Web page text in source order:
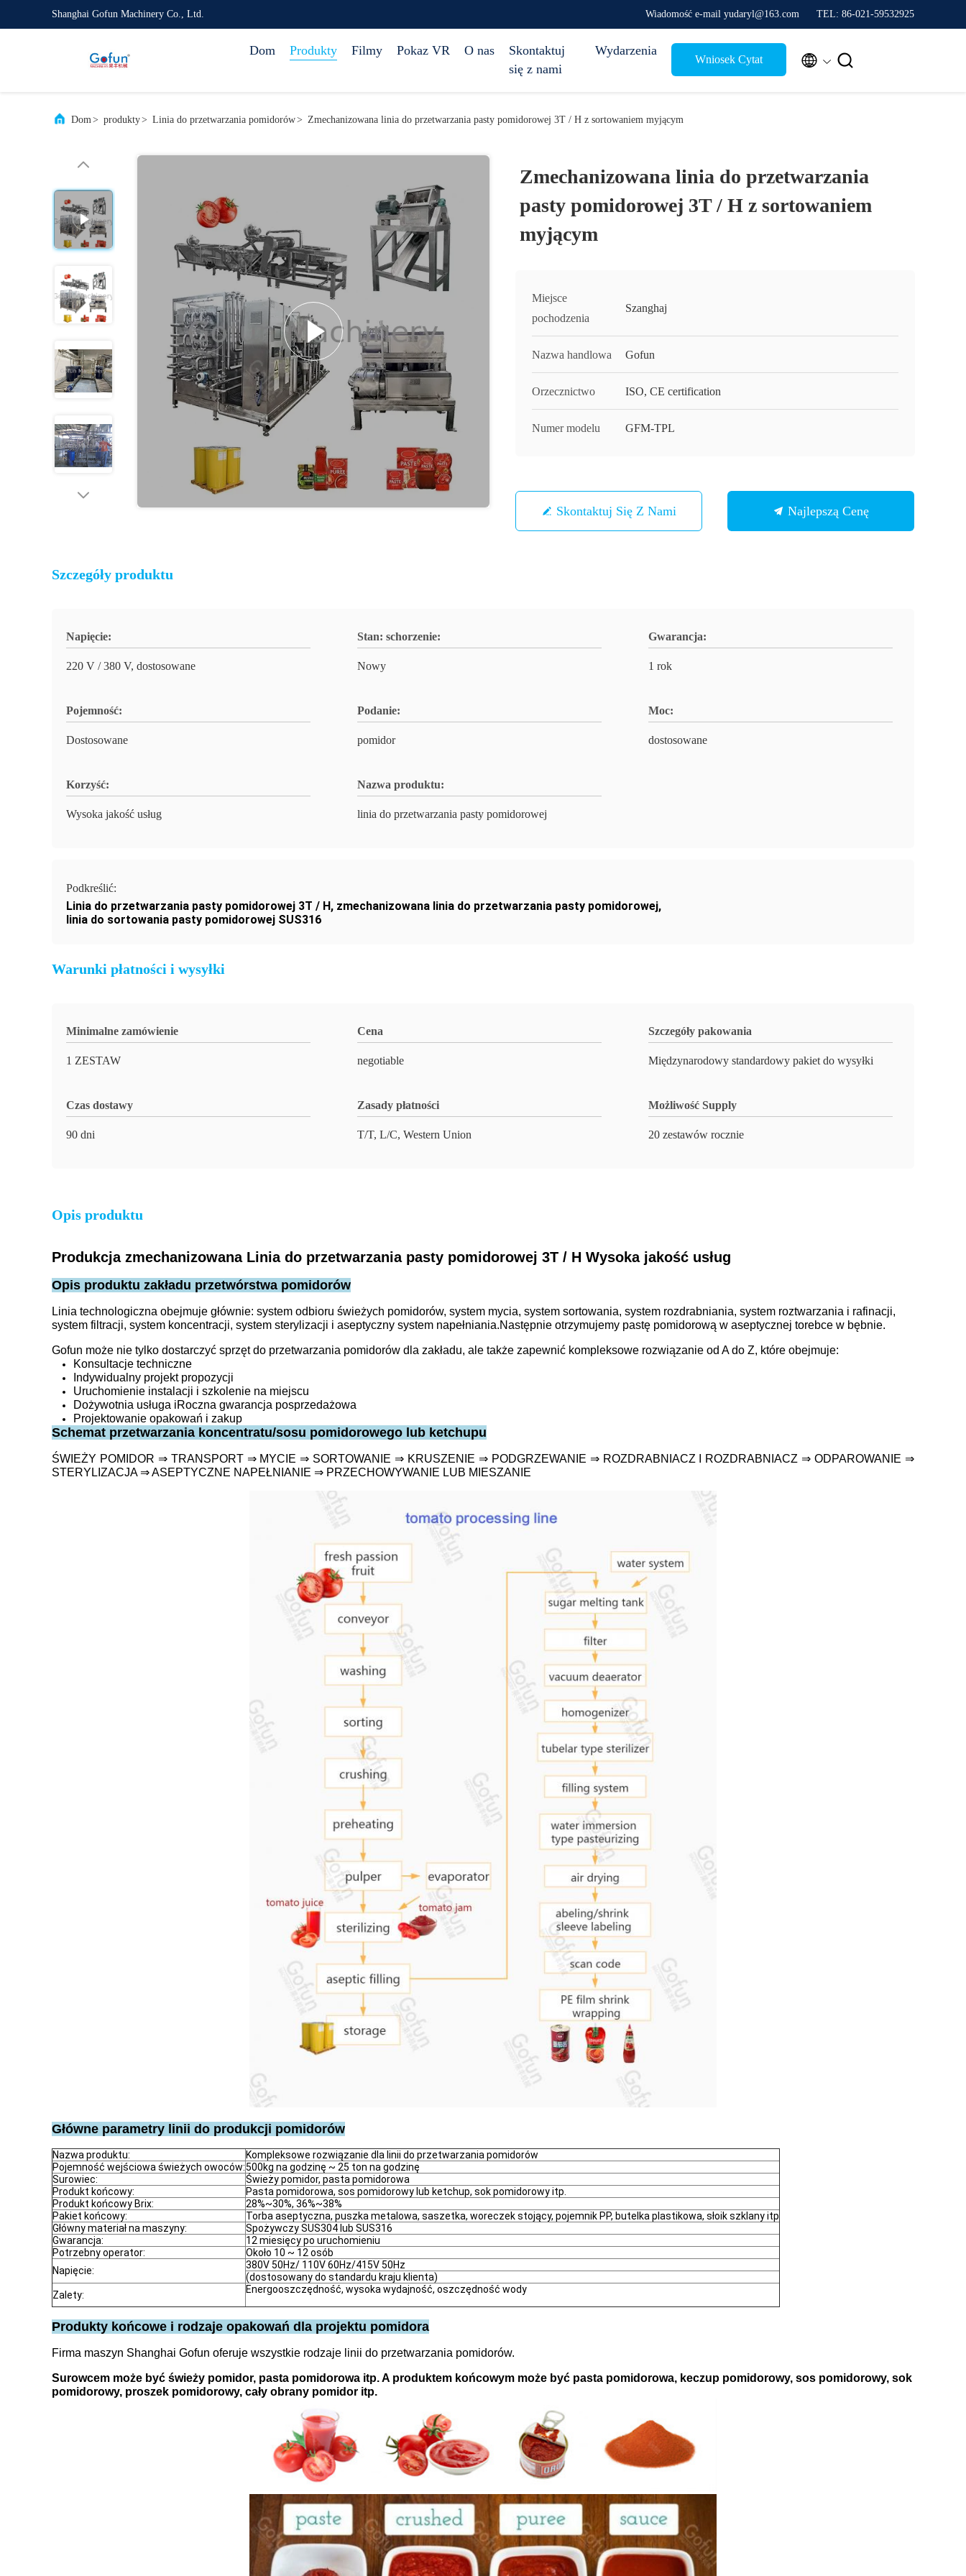
Shanghai Gofun Machinery Co., Ltd. Wiadomość e-mail yudaryl@163.com TEL: 86-021-59532925
Dom Produkty Filmy Pokaz VR O nas
Skontaktuj
się z nami
Wydarzenia
Wniosek Cytat  
Dom> produkty> Linia do przetwarzania pomidorów> Zmechanizowana linia do przetwarzania pasty pomidorowej 3T / H z sortowaniem myjącym
Zmechanizowana linia do przetwarzania
pasty pomidorowej 3T / H z sortowaniem
myjącym
Miejsce
pochodzenia
Szanghaj
Nazwa handlowa Gofun
Orzecznictwo ISO, CE certification
Numer modelu GFM-TPL
Skontaktuj Się Z Nami Najlepszą Cenę
Szczegóły produktu
Napięcie:
220 V / 380 V, dostosowane
Stan: schorzenie:
Nowy
Gwarancja:
1 rok
Pojemność:
Dostosowane
Podanie:
pomidor
Moc:
dostosowane
Korzyść:
Wysoka jakość usług
Nazwa produktu:
linia do przetwarzania pasty pomidorowej
Podkreślić:
Linia do przetwarzania pasty pomidorowej 3T / H, zmechanizowana linia do przetwarzania pasty pomidorowej,
linia do sortowania pasty pomidorowej SUS316
Warunki płatności i wysyłki
Minimalne zamówienie
1 ZESTAW
Cena
negotiable
Szczegóły pakowania
Międzynarodowy standardowy pakiet do wysyłki
Czas dostawy
90 dni
Zasady płatności
T/T, L/C, Western Union
Możliwość Supply
20 zestawów rocznie
Opis produktu
Produkcja zmechanizowana Linia do przetwarzania pasty pomidorowej 3T / H Wysoka jakość usług
Opis produktu zakładu przetwórstwa pomidorów
Linia technologiczna obejmuje głównie: system odbioru świeżych pomidorów, system mycia, system sortowania, system rozdrabniania, system roztwarzania i rafinacji,
system filtracji, system koncentracji, system sterylizacji i aseptyczny system napełniania.Następnie otrzymujemy pastę pomidorową w aseptycznej torebce w bębnie.
Gofun może nie tylko dostarczyć sprzęt do przetwarzania pomidorów dla zakładu, ale także zapewnić kompleksowe rozwiązanie od A do Z, które obejmuje:
Konsultacje techniczne
Indywidualny projekt propozycji
Uruchomienie instalacji i szkolenie na miejscu
Dożywotnia usługa iRoczna gwarancja posprzedażowa
Projektowanie opakowań i zakup
Schemat przetwarzania koncentratu/sosu pomidorowego lub ketchupu
ŚWIEŻY POMIDOR ⇒ TRANSPORT ⇒ MYCIE ⇒ SORTOWANIE ⇒ KRUSZENIE ⇒ PODGRZEWANIE ⇒ ROZDRABNIACZ I ROZDRABNIACZ ⇒ ODPAROWANIE ⇒
STERYLIZACJA ⇒ ASEPTYCZNE NAPEŁNIANIE ⇒ PRZECHOWYWANIE LUB MIESZANIE
Główne parametry linii do produkcji pomidorów
Nazwa produktu:
Kompleksowe rozwiązanie dla linii do przetwarzania pomidorów
Pojemność wejściowa świeżych owoców:500kg na godzinę ~ 25 ton na godzinę
Surowiec:
Świeży pomidor, pasta pomidorowa
Produkt końcowy:
Pasta pomidorowa, sos pomidorowy lub ketchup, sok pomidorowy itp.
Produkt końcowy Brix:
28%~30%, 36%~38%
Pakiet końcowy:
Torba aseptyczna, puszka metalowa, saszetka, woreczek stojący, pojemnik PP, butelka plastikowa, słoik szklany itp
Główny materiał na maszyny:
Spożywczy SUS304 lub SUS316
Gwarancja:
12 miesięcy po uruchomieniu
Potrzebny operator:
Około 10 ~ 12 osób
Napięcie:
380V 50Hz/ 110V 60Hz/415V 50Hz
(dostosowany do standardu kraju klienta)
Zalety:
Energooszczędność, wysoka wydajność, oszczędność wody
Produkty końcowe i rodzaje opakowań dla projektu pomidora
Firma maszyn Shanghai Gofun oferuje wszystkie rodzaje linii do przetwarzania pomidorów.
Surowcem może być świeży pomidor, pasta pomidorowa itp. A produktem końcowym może być pasta pomidorowa, keczup pomidorowy, sos pomidorowy, sok
pomidorowy, proszek pomidorowy, cały obrany pomidor itp.